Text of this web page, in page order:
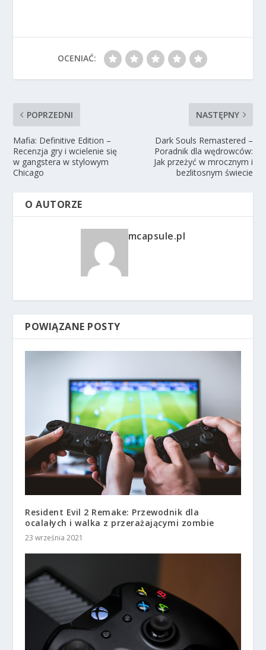
OCENIAĆ:
POPRZEDNI
Mafia: Definitive Edition –
Recenzja gry i wcielenie się
w gangstera w stylowym
Chicago
NASTĘPNY
Dark Souls Remastered –
Poradnik dla wędrowców:
Jak przeżyć w mrocznym i
bezlitosnym świecie
O AUTORZE
mcapsule.pl
POWIĄZANE POSTY
Resident Evil 2 Remake: Przewodnik dla
ocalałych i walka z przerażającymi zombie
23 września 2021